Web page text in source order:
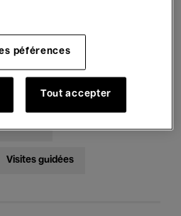
Global Music
Palace
Visites guidées
péférences
Tout accepter